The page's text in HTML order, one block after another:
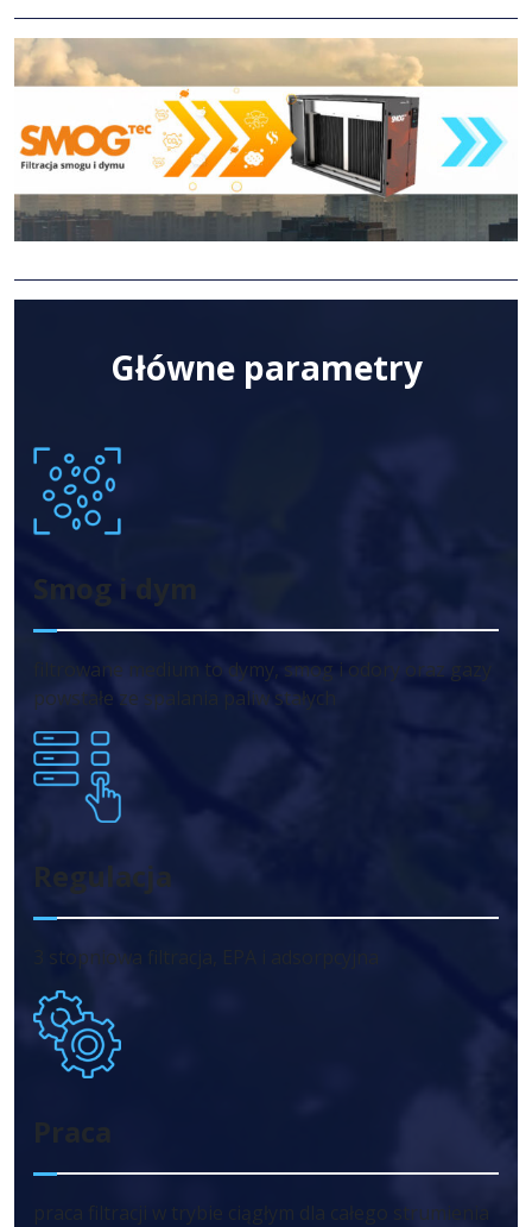
Główne parametry
Smog i dym
filtrowane medium to dymy, smog i odory oraz gazy
powstałe ze spalania paliw stałych
Regulacja
3 stopniowa filtracja, EPA i adsorpcyjna
praca filtracji w trybie ciągłym dla całego strumienia